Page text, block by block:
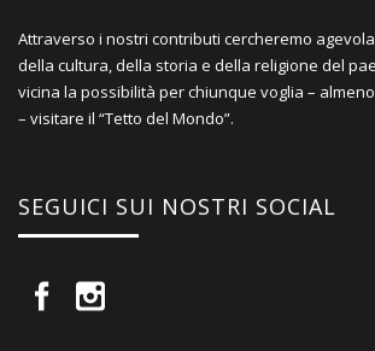
Attraverso i nostri contributi cercheremo
della cultura, della storia e della religione del
vicina la possibilità per chiunque voglia –
– visitare il “Tetto del Mondo”.
SEGUICI SUI NOSTRI SOCIAL